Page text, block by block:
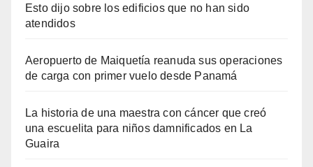
Esto dijo sobre los edificios que no han sido
atendidos
Aeropuerto de Maiquetía reanuda sus operaciones
de carga con primer vuelo desde Panamá
La historia de una maestra con cáncer que creó
una escuelita para niños damnificados en La
Guaira